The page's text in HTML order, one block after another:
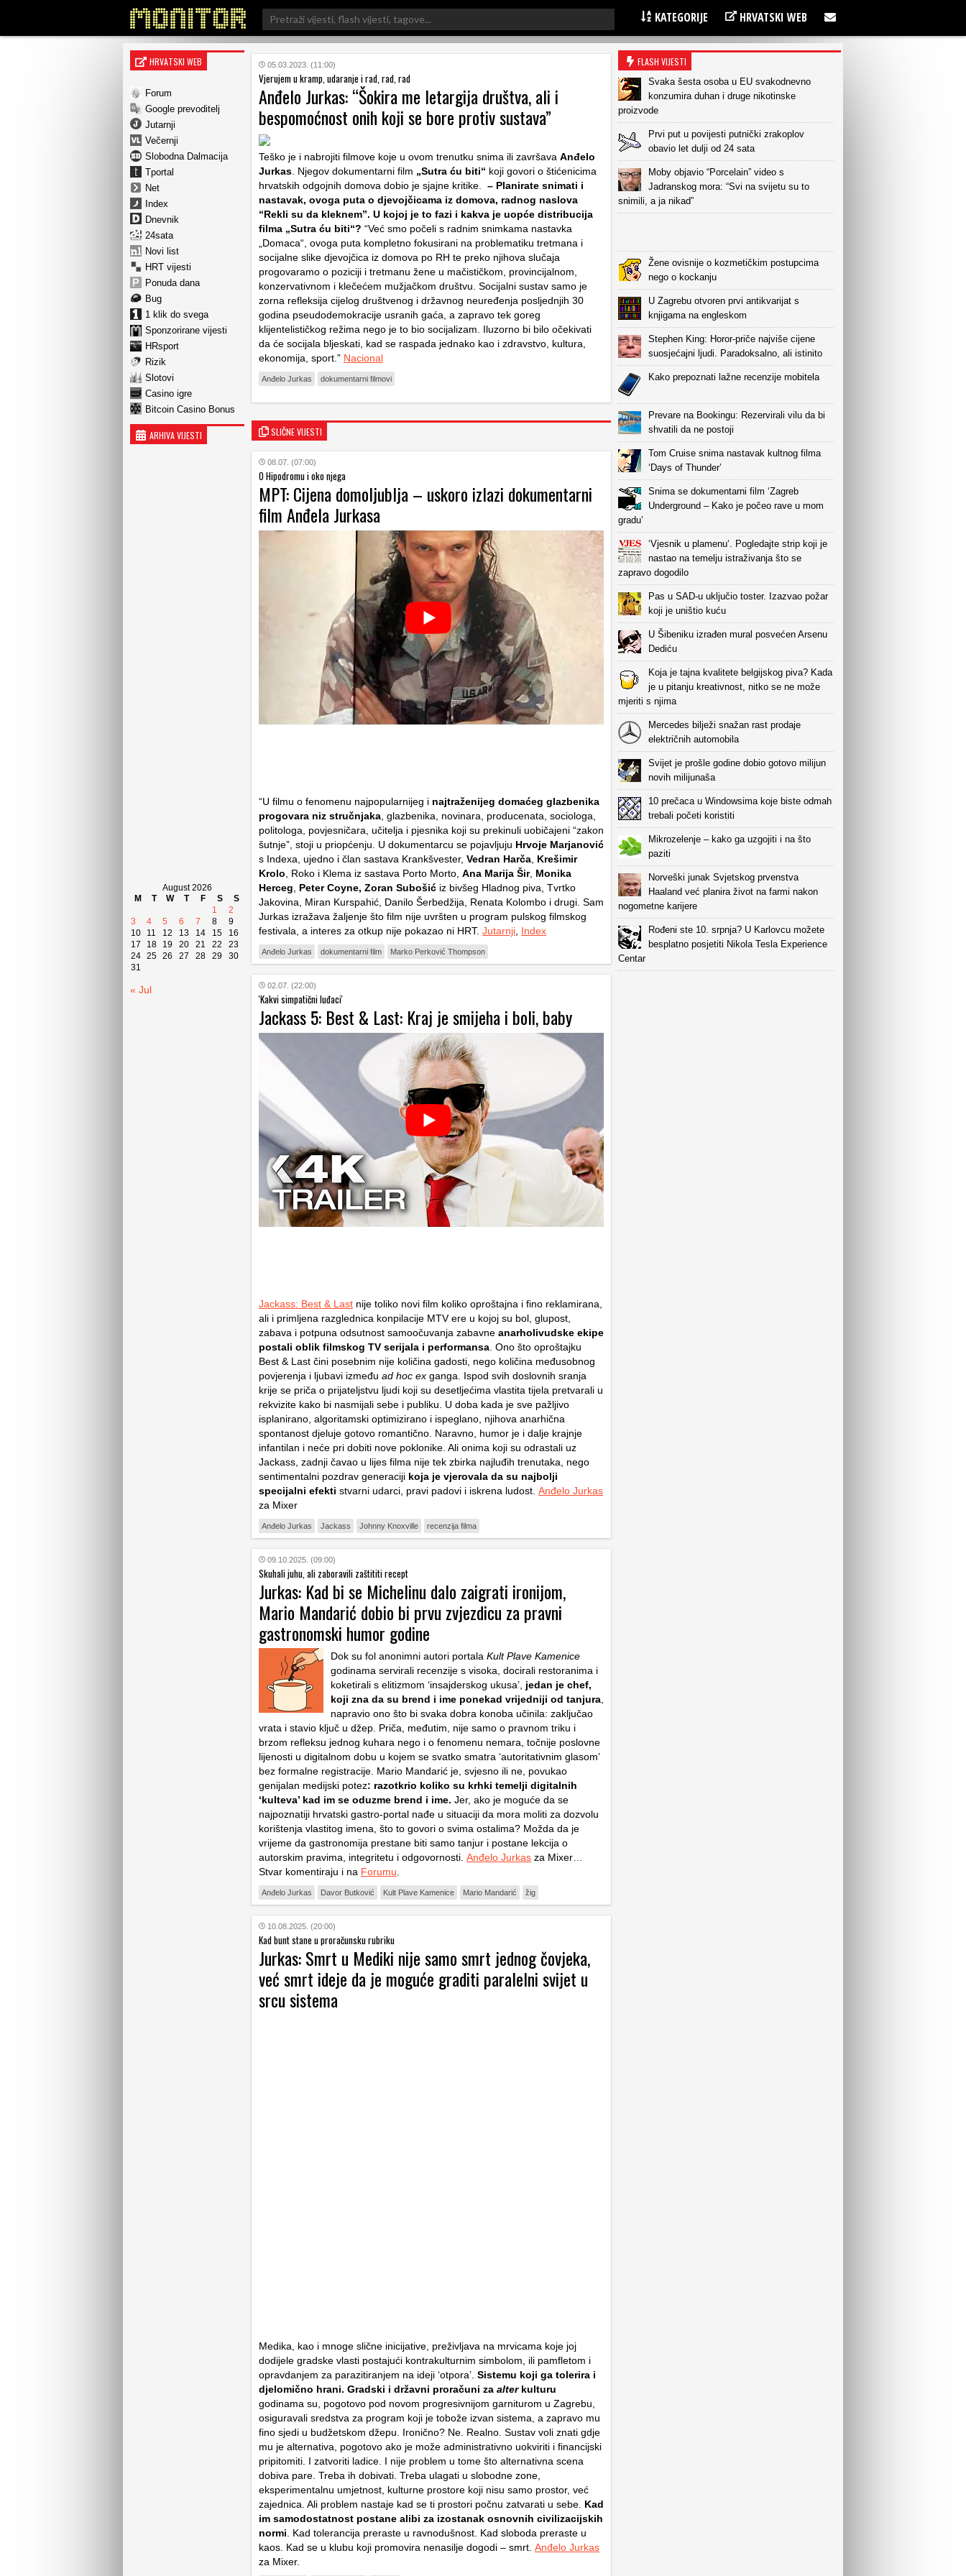
Search
for:
KATEGORIJE HRVATSKI WEB
HRVATSKI WEB
Forum
Google prevoditelj
Jutarnji
Večernji
Slobodna Dalmacija
Tportal
Net
Index
Dnevnik
24sata
Novi list
HRT vijesti
Ponuda dana
Bug
1 klik do svega
Sponzorirane vijesti
HRsport
Rizik
Slotovi
Casino igre
Bitcoin Casino Bonus
ARHIVA VIJESTI
August 2026
M
T W T F S
S
1
2
3
4 5 6 7 8
9
10
11 12 13 14 15
16
17
18 19 20 21 22
23
24 25 26 27 28 29
30
31
« Jul
05.03.2023. (11:00)
Vjerujem u kramp, udaranje i rad, rad, rad
Anđelo Jurkas: “Šokira me letargija društva, ali i
bespomoćnost onih koji se bore protiv sustava”
Teško je i nabrojiti filmove koje u ovom trenutku snima ili završava Anđelo
Jurkas . Njegov dokumentarni film „Sutra ću biti“ koji govori o štićenicima
hrvatskih odgojnih domova dobio je sjajne kritike. – Planirate snimati i
nastavak, ovoga puta o djevojčicama iz domova, radnog naslova
“Rekli su da kleknem”. U kojoj je to fazi i kakva je uopće distribucija
filma „Sutra ću biti“? “Već smo počeli s radnim snimkama nastavka
„Domaca“, ovoga puta kompletno fokusirani na problematiku tretmana i
socijalne slike djevojčica iz domova po RH te preko njihova slučaja
progovaramo o poziciji i tretmanu žene u mačističkom, provincijalnom,
konzervativnom i klečećem mužjačkom društvu. Socijalni sustav samo je
zorna refleksija cijelog društvenog i državnog neuređenja posljednjih 30
godina pseudodemokracije usranih gaća, a zapravo tek goreg
klijentelističkog režima nego je to bio socijalizam. Iluzorno bi bilo očekivati
da će socijala bljeskati, kad se raspada jednako kao i zdravstvo, kultura,
ekonomija, sport.” Nacional
Anđelo Jurkas dokumentarni filmovi
SLIČNE VIJESTI
08.07. (07:00)
O Hipodromu i oko njega
MPT: Cijena domoljublja – uskoro izlazi dokumentarni
film Anđela Jurkasa
“U filmu o fenomenu najpopularnijeg i najtraženijeg domaćeg glazbenika
progovara niz stručnjaka , glazbenika, novinara, producenata, sociologa,
politologa, povjesničara, učitelja i pjesnika koji su prekinuli uobičajeni “zakon
šutnje”, stoji u priopćenju. U dokumentarcu se pojavljuju Hrvoje Marjanović
s Indexa, ujedno i član sastava Krankšvester, Vedran Harča Krešimir
Krolo , Roko i Klema iz sastava Porto Morto, Ana Marija Šir, Monika
Herceg
Peter Coyne, Zoran Subošić iz bivšeg Hladnog piva, Tvrtko
Jakovina, Miran Kurspahić, Danilo Šerbedžija, Renata Kolombo i drugi. Sam
Jurkas izražava žaljenje što film nije uvršten u program pulskog filmskog
festivala, a interes za otkup nije pokazao ni HRT. Jutarnji Index
Anđelo Jurkas dokumentarni film Marko Perković Thompson
02.07. (22:00)
'Kakvi simpatični luđaci'
Jackass 5: Best & Last: Kraj je smijeha i boli, baby
Jackass: Best & Last nije toliko novi film koliko oproštajna i fino reklamirana,
ali i primljena razglednica konpilacije MTV ere u kojoj su bol, glupost,
zabava i potpuna odsutnost samoočuvanja zabavne anarholivudske ekipe
postali oblik filmskog TV serijala i performansa . Ono što oproštajku
Best & Last čini posebnim nije količina gadosti, nego količina međusobnog
povjerenja i ljubavi između ad hoc ex ganga. Ispod svih doslovnih sranja
krije se priča o prijateljstvu ljudi koji su desetljećima vlastita tijela pretvarali u
rekvizite kako bi nasmijali sebe i publiku. U doba kada je sve pažljivo
isplanirano, algoritamski optimizirano i ispeglano, njihova anarhična
spontanost djeluje gotovo romantično. Naravno, humor je i dalje krajnje
infantilan i neće pri dobiti nove poklonike. Ali onima koji su odrastali uz
Jackass, zadnji čavao u lijes filma nije tek zbirka najluđih trenutaka, nego
sentimentalni pozdrav generaciji koja je vjerovala da su najbolji
specijalni efekti stvarni udarci, pravi padovi i iskrena ludost. Anđelo Jurkas
za Mixer
Anđelo Jurkas Jackass Johnny Knoxville recenzija filma
09.10.2025. (09:00)
Skuhali juhu, ali zaboravili zaštititi recept
Jurkas: Kad bi se Michelinu dalo zaigrati ironijom,
Mario Mandarić dobio bi prvu zvjezdicu za pravni
gastronomski humor godine
Dok su fol anonimni autori portala Kult Plave Kamenice
godinama servirali recenzije s visoka, docirali restoranima i
koketirali s elitizmom ‘insajderskog ukusa’, jedan je chef,
koji zna da su brend i ime ponekad vrijedniji od tanjura
napravio ono što bi svaka dobra konoba učinila: zaključao
vrata i stavio ključ u džep. Priča, međutim, nije samo o pravnom triku i
brzom refleksu jednog kuhara nego i o fenomenu nemara, točnije poslovne
lijenosti u digitalnom dobu u kojem se svatko smatra ‘autoritativnim glasom’
bez formalne registracije. Mario Mandarić je, svjesno ili ne, povukao
genijalan medijski potez: razotkrio koliko su krhki temelji digitalnih
‘kulteva’ kad im se oduzme brend i ime. Jer, ako je moguće da se
najpoznatiji hrvatski gastro-portal nađe u situaciji da mora moliti za dozvolu
korištenja vlastitog imena, što to govori o svima ostalima? Možda da je
vrijeme da gastronomija prestane biti samo tanjur i postane lekcija o
autorskim pravima, integritetu i odgovornosti. Anđelo Jurkas za Mixer…
Stvar komentiraju i na Forumu
Anđelo Jurkas Davor Butković Kult Plave Kamenice Mario Mandarić žig
10.08.2025. (20:00)
Kad bunt stane u proračunsku rubriku
Jurkas: Smrt u Mediki nije samo smrt jednog čovjeka,
već smrt ideje da je moguće graditi paralelni svijet u
srcu sistema
Medika, kao i mnoge slične inicijative, preživljava na mrvicama koje joj
dodijele gradske vlasti postajući kontrakulturnim simbolom, ili pamfletom i
opravdanjem za parazitiranjem na ideji ‘otpora’. Sistemu koji ga tolerira i
djelomično hrani. Gradski i državni proračuni za alterkulturu
godinama su, pogotovo pod novom progresivnijom garniturom u Zagrebu,
osiguravali sredstva za program koji je tobože izvan sistema, a zapravo mu
fino sjedi u budžetskom džepu. Ironično? Ne. Realno. Sustav voli znati gdje
mu je alternativa, pogotovo ako je može administrativno uokviriti i financijski
pripitomiti. I zatvoriti ladice. I nije problem u tome što alternativna scena
dobiva pare. Treba ih dobivati. Treba ulagati u slobodne zone,
eksperimentalnu umjetnost, kulturne prostore koji nisu samo prostor, već
zajednica. Ali problem nastaje kad se ti prostori počnu zatvarati u sebe. Kad
im samodostatnost postane alibi za izostanak osnovnih civilizacijskih
normi . Kad tolerancija preraste u ravnodušnost. Kad sloboda preraste u
kaos. Kad se u klubu koji promovira nenasilje dogodi – smrt. Anđelo Jurkas
za Mixer.
FLASH VIJESTI
Svaka šesta osoba u EU svakodnevno
konzumira duhan i druge nikotinske
proizvode
Prvi put u povijesti putnički zrakoplov
obavio let dulji od 24 sata
Moby objavio “Porcelain” video s
Jadranskog mora: “Svi na svijetu su to
snimili, a ja nikad”
Žene ovisnije o kozmetičkim postupcima
nego o kockanju
U Zagrebu otvoren prvi antikvarijat s
knjigama na engleskom
Stephen King: Horor-priče najviše cijene
suosjećajni ljudi. Paradoksalno, ali istinito
Kako prepoznati lažne recenzije mobitela
Prevare na Bookingu: Rezervirali vilu da bi
shvatili da ne postoji
Tom Cruise snima nastavak kultnog filma
‘Days of Thunder’
Snima se dokumentarni film ‘Zagreb
Underground – Kako je počeo rave u mom
gradu’
‘Vjesnik u plamenu‘. Pogledajte strip koji je
nastao na temelju istraživanja što se
zapravo dogodilo
Pas u SAD-u uključio toster. Izazvao požar
koji je uništio kuću
U Šibeniku izrađen mural posvećen Arsenu
Dediću
Koja je tajna kvalitete belgijskog piva? Kada
je u pitanju kreativnost, nitko se ne može
mjeriti s njima
Mercedes bilježi snažan rast prodaje
električnih automobila
Svijet je prošle godine dobio gotovo milijun
novih milijunaša
10 prečaca u Windowsima koje biste odmah
trebali početi koristiti
Mikrozelenje – kako ga uzgojiti i na što
paziti
Norveški junak Svjetskog prvenstva
Haaland već planira život na farmi nakon
nogometne karijere
Rođeni ste 10. srpnja? U Karlovcu možete
besplatno posjetiti Nikola Tesla Experience
Centar